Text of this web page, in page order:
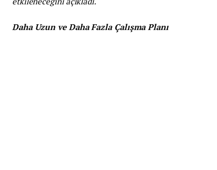
Daha Uzun ve Daha Fazla Çalışma Planı